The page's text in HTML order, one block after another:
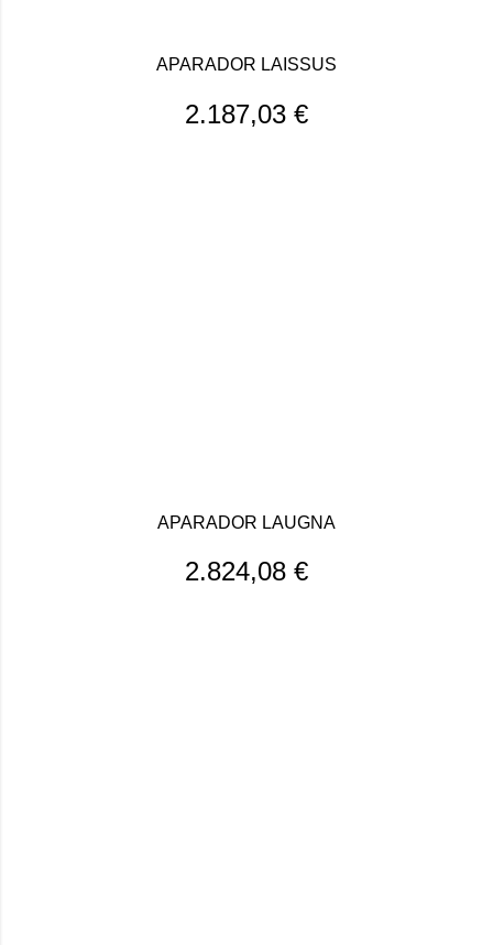
APARADOR LAISSUS
2.187,03 €
APARADOR LAUGNA
2.824,08 €